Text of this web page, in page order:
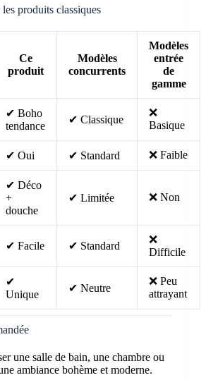
produits classiques
Ce
produit
Modèles
concurrents
Modèles
entrée
de
gamme
✔ Boho
tendance
✔ Classique
❌
Basique
✔ Oui ✔ Standard ❌ Faible
✔ Déco
+
douche
✔ Limitée ❌ Non
✔ Facile ✔ Standard
❌
Difficile
✔
Unique
✔ Neutre
❌ Peu
attrayant
une salle de bain, une chambre ou
ambiance bohème et moderne.